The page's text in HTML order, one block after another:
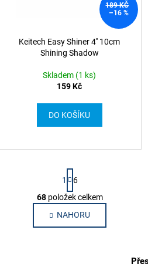
189 KČ
–16 %
Keitech Easy Shiner 4'' 10cm
Shining Shadow
Skladem (1 ks)
159 Kč
DO KOŠÍKU
O
v
l
S
t
r
á
n
k
1
6
68položek celkem
NAHORU